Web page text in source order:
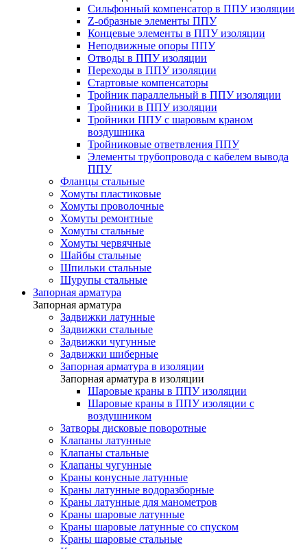
Cильфонный компенсатор в ППУ изоляции
Z-образные элементы ППУ
Концевые элементы в ППУ изоляции
Неподвижные опоры ППУ
Отводы в ППУ изоляции
Переходы в ППУ изоляции
Стартовые компенсаторы
Тройник параллельный в ППУ изоляции
Тройники в ППУ изоляции
Тройники ППУ с шаровым краном
воздушника
Тройниковые ответвления ППУ
Элементы трубопровода с кабелем вывода
ППУ
Фланцы стальные
Хомуты пластиковые
Хомуты проволочные
Хомуты ремонтные
Хомуты стальные
Хомуты червячные
Шайбы стальные
Шпильки стальные
Шурупы стальные
Запорная арматура
Запорная арматура
Задвижки латунные
Задвижки стальные
Задвижки чугунные
Задвижки шиберные
Запорная арматура в изоляции
Запорная арматура в изоляции
Шаровые краны в ППУ изоляции
Шаровые краны в ППУ изоляции с
воздушником
Затворы дисковые поворотные
Клапаны латунные
Клапаны стальные
Клапаны чугунные
Краны конусные латунные
Краны латунные водоразборные
Краны латунные для манометров
Краны шаровые латунные
Краны шаровые латунные со спуском
Краны шаровые стальные